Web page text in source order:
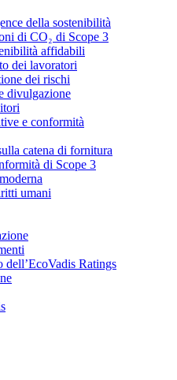
della sostenibilità
di CO₂ di Scope 3
affidabili
dei lavoratori
dei rischi
divulgazione
e conformità
catena di fornitura
di Scope 3
umani
Ratings